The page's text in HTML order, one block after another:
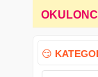
😏